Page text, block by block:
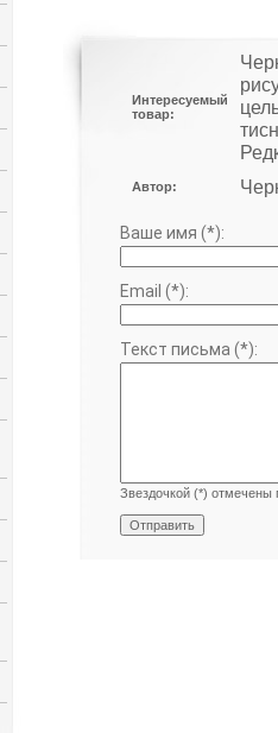
Интересуемый
товар:
Автор:
Ваше имя (*):
Email (*):
Текст письма (*):
Звездочкой (*) отмечены